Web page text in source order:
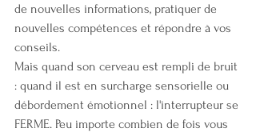
de nouvelles informations, pratiquer de
nouvelles compétences et répondre à vos
conseils.
Mais quand son cerveau est rempli de bruit
: quand il est en surcharge sensorielle ou
débordement émotionnel : l'interrupteur se
FERME. Peu importe combien de fois vous